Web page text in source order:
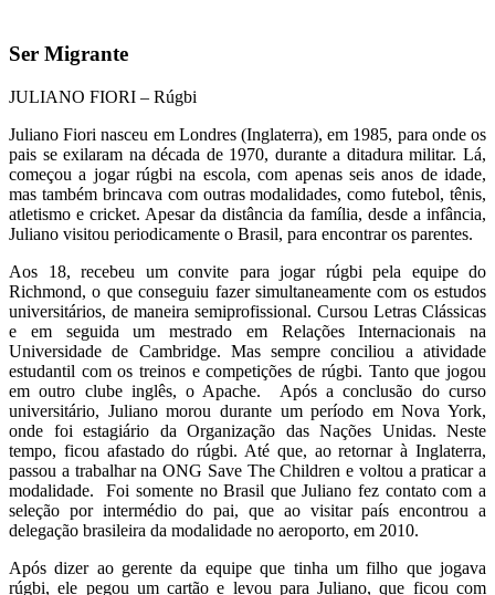
Ser Migrante
JULIANO FIORI – Rúgbi
Juliano Fiori nasceu em Londres (Inglaterra), em 1985, para onde os
pais se exilaram na década de 1970, durante a ditadura militar. Lá,
começou a jogar rúgbi na escola, com apenas seis anos de idade,
mas também brincava com outras modalidades, como futebol, tênis,
atletismo e cricket. Apesar da distância da família, desde a infância,
Juliano visitou periodicamente o Brasil, para encontrar os parentes.
Aos 18, recebeu um convite para jogar rúgbi pela equipe do
Richmond, o que conseguiu fazer simultaneamente com os estudos
universitários, de maneira semiprofissional. Cursou Letras Clássicas
e em seguida um mestrado em Relações Internacionais na
Universidade de Cambridge. Mas sempre conciliou a atividade
estudantil com os treinos e competições de rúgbi. Tanto que jogou
em outro clube inglês, o Apache. Após a conclusão do curso
universitário, Juliano morou durante um período em Nova York,
onde foi estagiário da Organização das Nações Unidas. Neste
tempo, ficou afastado do rúgbi. Até que, ao retornar à Inglaterra,
passou a trabalhar na ONG Save The Children e voltou a praticar a
modalidade. Foi somente no Brasil que Juliano fez contato com a
seleção por intermédio do pai, que ao visitar país encontrou a
delegação brasileira da modalidade no aeroporto, em 2010.
Após dizer ao gerente da equipe que tinha um filho que jogava
rúgbi, ele pegou um cartão e levou para Juliano, que ficou com